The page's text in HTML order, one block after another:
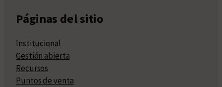
Páginas del sitio
Institucional
Gestión abierta
Recursos
Puntos de venta